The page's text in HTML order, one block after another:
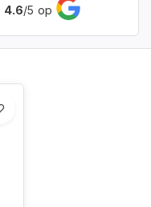
4.6/5 op